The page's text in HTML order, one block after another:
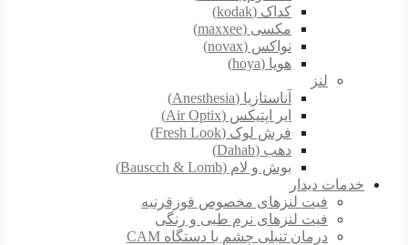
کداک (kodak)
مکسی (maxxee)
نواکس (novax)
هویا (hoya)
لنز
آناستازیا (Anesthesia)
ایر اپتیکس (Air Optix)
فرش لوک (Fresh Look)
دهب (Dahab)
بوش و لام (Bauscch & Lomb)
خدمات دیدار
فیت لنزهای مخصوص قوزقرنیه
فیت لنزهای نرم طبی و رنگی
درمان تنبلی چشم با دستگاه CAM